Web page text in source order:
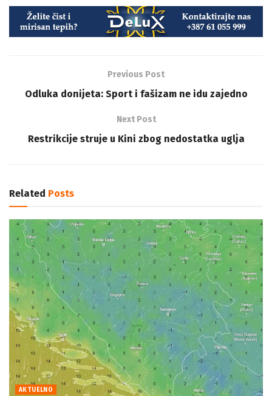
Previous Post
Odluka donijeta: Sport i fašizam ne idu zajedno
Next Post
Restrikcije struje u Kini zbog nedostatka uglja
Related Posts
AKTUELNO